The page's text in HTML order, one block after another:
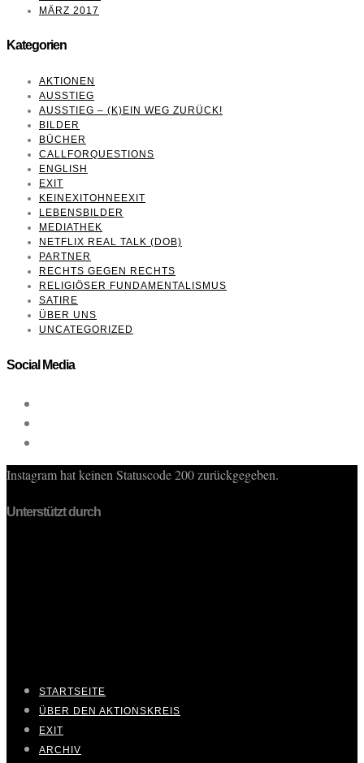
MÄRZ 2017
Kategorien
AKTIONEN
AUSSTIEG
AUSSTIEG – (K)EIN WEG ZURÜCK!
BILDER
BÜCHER
CALLFORQUESTIONS
ENGLISH
EXIT
KEINEXITOHNEEXIT
LEBENSBILDER
MEDIATHEK
NETFLIX REAL TALK (DOB)
PARTNER
RECHTS GEGEN RECHTS
RELIGIÖSER FUNDAMENTALISMUS
SATIRE
ÜBER UNS
UNCATEGORIZED
Social Media
Instagram hat keinen Statuscode 200 zurückgegeben.
Unterstützt durch
STARTSEITE
ÜBER DEN AKTIONSKREIS
EXIT
ARCHIV